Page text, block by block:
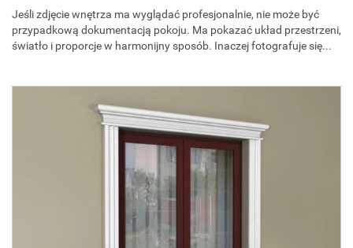
Jeśli zdjęcie wnętrza ma wyglądać profesjonalnie, nie może być
przypadkową dokumentacją pokoju. Ma pokazać układ przestrzeni,
światło i proporcje w harmonijny sposób. Inaczej fotografuje się...